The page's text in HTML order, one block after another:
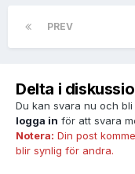
PREV
Delta i
Du kan svara nu och
logga in för att svara
Notera: Din post
blir synlig för andra.